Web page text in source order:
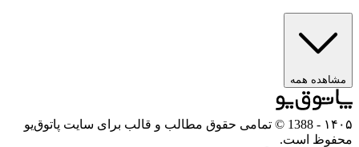
مشاهده همه
۱۴۰۵
- 1388 © تمامی حقوق مطالب و قالب برای سایت پاتوق‌یو
محفوظ است.